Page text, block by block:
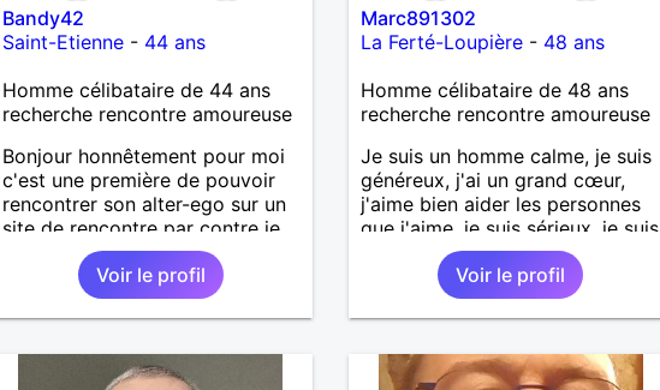
Bandy42
Saint-Etienne- 44 ans
Homme célibataire de 44 ans
recherche rencontre amoureuse
Bonjour honnêtement pour moi
c'est une première de pouvoir
rencontrer son alter-ego sur un
site de rencontre par contre je
suis dinamique entreprenant
respectueux audacieuse
attentionné sincères et expressif
et j' aime surtout les câlins et à
amour bisous à+ à bientôt
Voir le profil
Marc891302
La Ferté-Loupière - 48 ans
Homme célibataire de 48 ans
recherche rencontre amoureuse
Je suis un homme calme, je suis
généreux, j'ai un grand cœur,
j'aime bien aider les personnes
que j'aime, je suis sérieux, je suis
sincère, je suis honnête, j'aime
pas qu'on joue avec moi et
j'aime pas les mensonges. Je
cherche une relation amoureuse
Voir le profil